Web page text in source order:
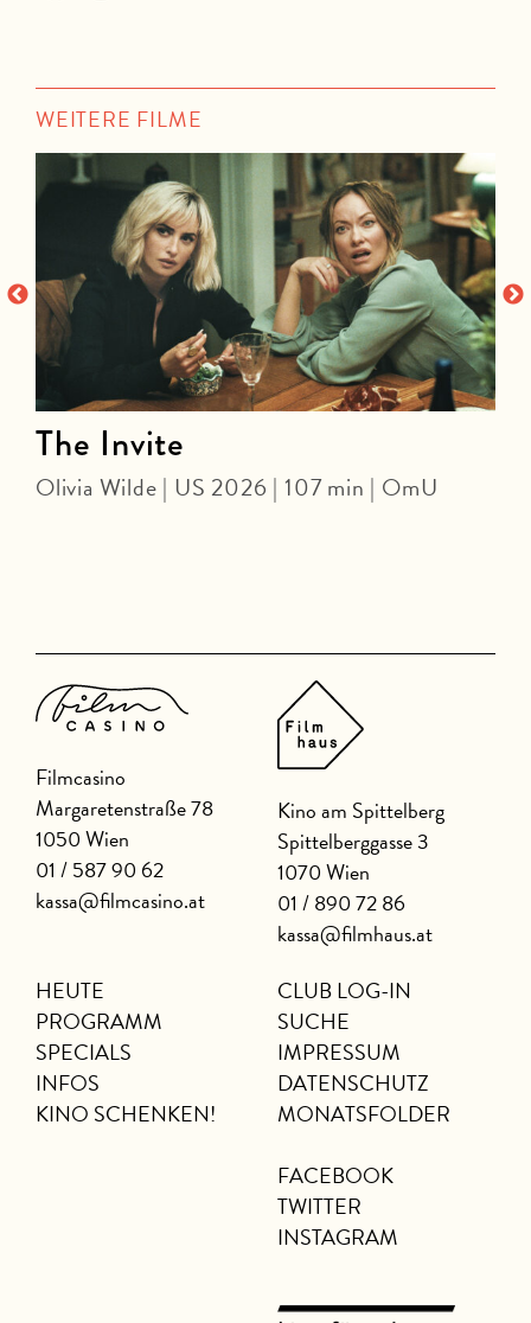
WEITERE FILME
The Invite
Olivia Wilde | US 2026 | 107 min | OmU
Filmcasino
Margaretenstraße 78
1050 Wien
01 / 587 90 62
kassa@filmcasino.at
Kino am Spittelberg
Spittelberggasse 3
1070 Wien
01 / 890 72 86
kassa@filmhaus.at
HEUTE
PROGRAMM
SPECIALS
INFOS
KINO SCHENKEN!
CLUB LOG-IN
SUCHE
IMPRESSUM
DATENSCHUTZ
MONATSFOLDER
FACEBOOK
TWITTER
INSTAGRAM